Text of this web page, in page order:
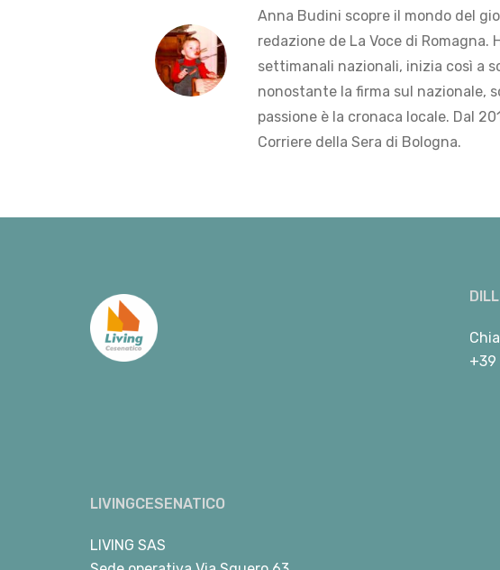
Anna Budini scopre il mondo del
redazione de La Voce di Romagna.
settimanali nazionali, inizia così a
nonostante la firma sul nazionale,
passione è la cronaca locale. Dal
Corriere della Sera di Bologna.
LIVINGCESENATICO
LIVING SAS
+39